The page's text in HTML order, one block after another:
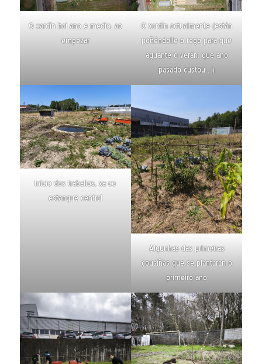
O xardín hai ano e medio, ao
empezar
O xardín actualmente (están
poñéndolle o rego para que
aguante o verán, que ano
pasado custou…)
Inicio dos traballos, xa co
estanque central
Algunhas das primeiras
cousiñas que se plantaran o
primeiro ano